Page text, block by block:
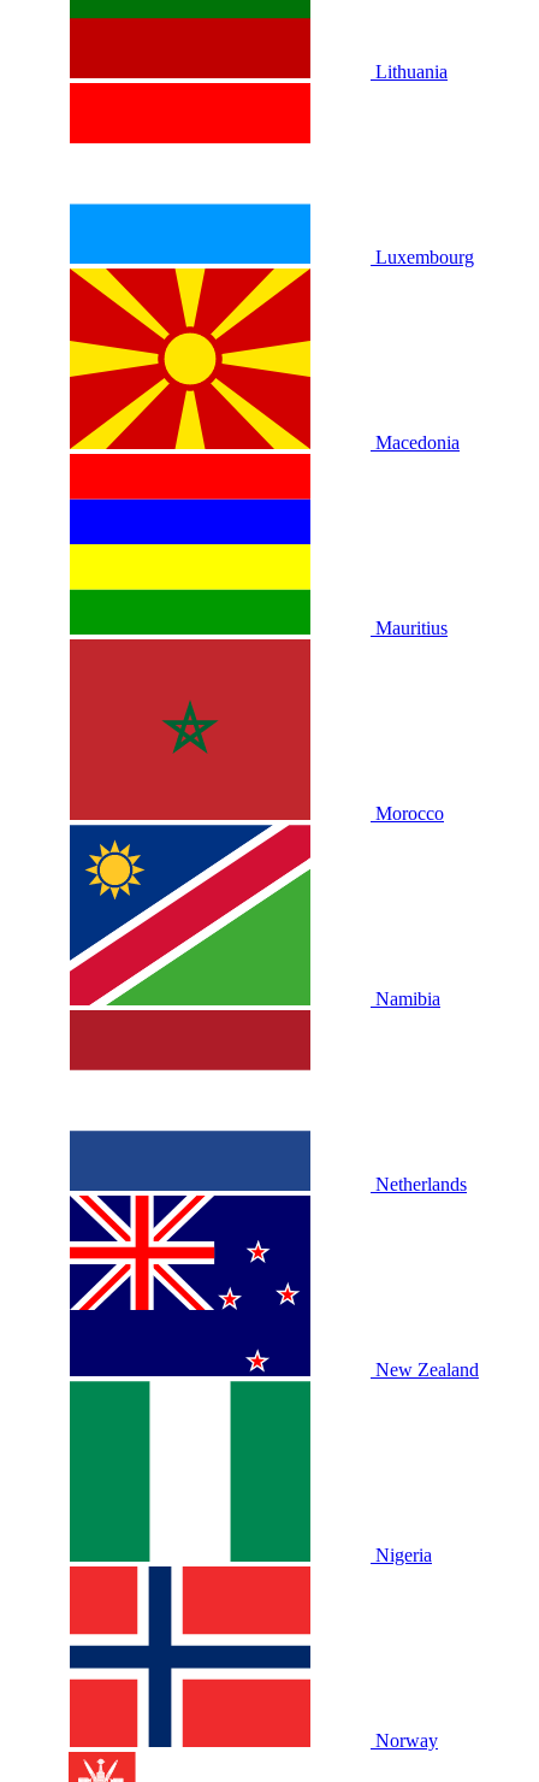
Lithuania
Luxembourg
Macedonia
Mauritius
Morocco
Namibia
Netherlands
New Zealand
Nigeria
Norway